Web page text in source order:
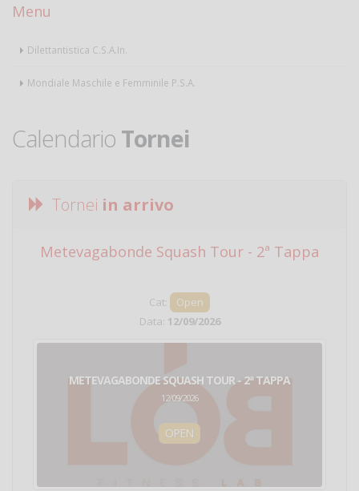
Menu
Dilettantistica C.S.A.In.
Mondiale Maschile e Femminile P.S.A.
Calendario Tornei
Tornei in arrivo
Metevagabonde Squash Tour - 2ª Tappa
Cat:
Open
Data: 12/09/2026
METEVAGABONDE SQUASH TOUR - 2ª TAPPA
12/09/2026
OPEN